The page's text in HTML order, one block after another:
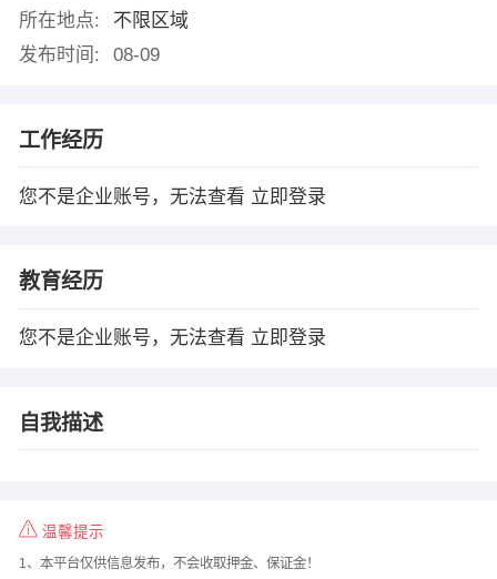
所在地点:
不限区域
发布时间:
08-09
工作经历
您不是企业账号，无法查看 立即登录
教育经历
您不是企业账号，无法查看 立即登录
自我描述
温馨提示
1、本平台仅供信息发布，不会收取押金、保证金！